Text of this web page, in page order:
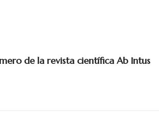
de la revista científica Ab Intus